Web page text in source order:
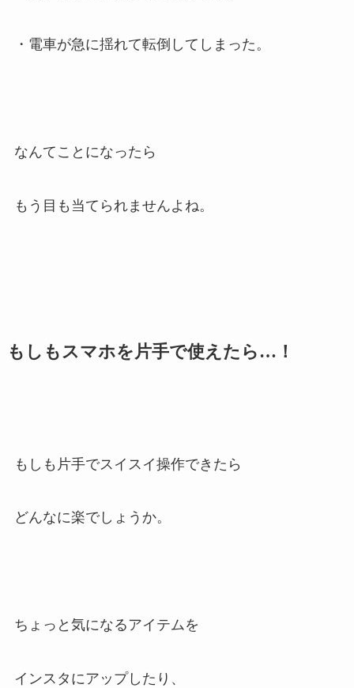
・電車が急に揺れて転倒してしまった。
なんてことになったら
もう目も当てられませんよね。
もしもスマホを片手で使えたら…！
もしも片手でスイスイ操作できたら
どんなに楽でしょうか。
ちょっと気になるアイテムを
インスタにアップしたり、